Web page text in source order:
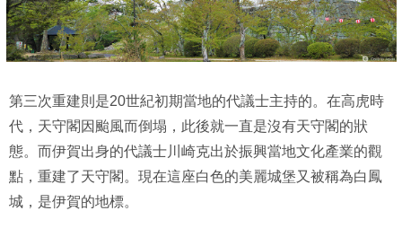
第三次重建則是20世紀初期當地的代議士主持的。在高虎時
代，天守閣因颱風而倒塌，此後就一直是沒有天守閣的狀
態。而伊賀出身的代議士川崎克出於振興當地文化產業的觀
點，重建了天守閣。現在這座白色的美麗城堡又被稱為白鳳
城，是伊賀的地標。